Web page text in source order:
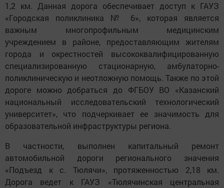
1,2 км. Данная дорога обеспечивает доступ к ГАУЗ
«Городская поликлиника № 6», которая является
важным многопрофильным медицинским
учреждением в районе, предоставляющим жителям
города и окрестностей высококвалифицированную
специализированную стационарную, амбулаторно-
поликлиническую и неотложную помощь. Также по этой
дороге можно добраться до ФГБОУ ВО «Казанский
национальный исследовательский технологический
университет», что подчеркивает ее значимость для
образовательной инфраструктуры региона.
В частности, выполнен капитальный ремонт
автомобильной дороги регионального значения
«Подъезд к с. Тюлячи», протяженностью 2,18 км.
Дорога ведет к ГАУЗ «Тюлячинская центральная